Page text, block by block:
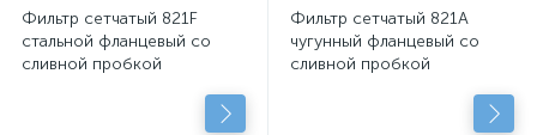
Фильтр сетчатый 821F
стальной фланцевый со
сливной пробкой
Фильтр сетчатый 821A
чугунный фланцевый со
сливной пробкой